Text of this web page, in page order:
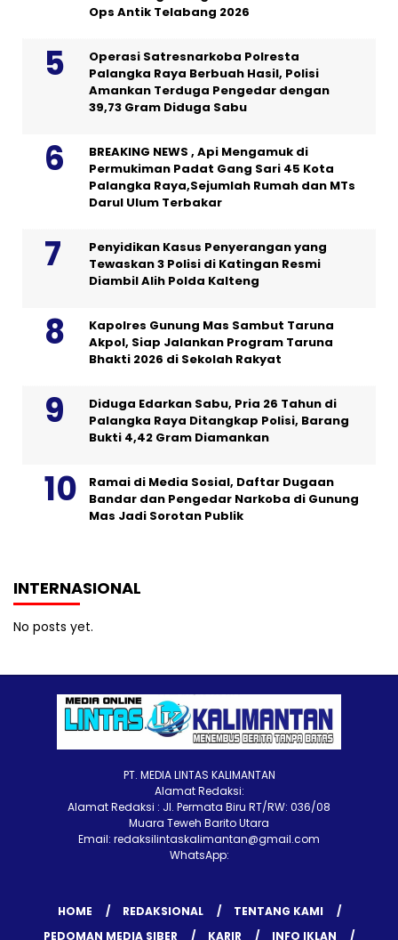
Ops Antik Telabang 2026
Operasi Satresnarkoba Polresta
Palangka Raya Berbuah Hasil, Polisi
Amankan Terduga Pengedar dengan
39,73 Gram Diduga Sabu
BREAKING NEWS , Api Mengamuk di
Permukiman Padat Gang Sari 45 Kota
Palangka Raya,Sejumlah Rumah dan MTs
Darul Ulum Terbakar
Penyidikan Kasus Penyerangan yang
Tewaskan 3 Polisi di Katingan Resmi
Diambil Alih Polda Kalteng
Kapolres Gunung Mas Sambut Taruna
Akpol, Siap Jalankan Program Taruna
Bhakti 2026 di Sekolah Rakyat
Diduga Edarkan Sabu, Pria 26 Tahun di
Palangka Raya Ditangkap Polisi, Barang
Bukti 4,42 Gram Diamankan
Ramai di Media Sosial, Daftar Dugaan
Bandar dan Pengedar Narkoba di Gunung
Mas Jadi Sorotan Publik
INTERNASIONAL
No posts yet.
PT. MEDIA LINTAS KALIMANTAN
Alamat Redaksi:
Alamat Redaksi : Jl. Permata Biru RT/RW: 036/08
Muara Teweh Barito Utara
Email: redaksilintaskalimantan@gmail.com
WhatsApp:
HOME REDAKSIONAL
TENTANG KAMI
PEDOMAN MEDIA SIBER
KARIR INFO IKLAN